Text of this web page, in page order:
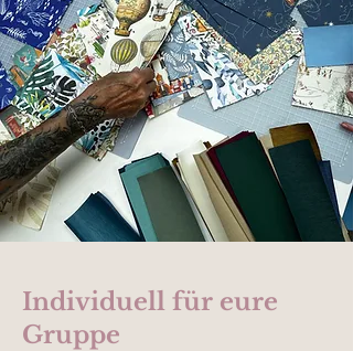
Individuell für eure
Gruppe